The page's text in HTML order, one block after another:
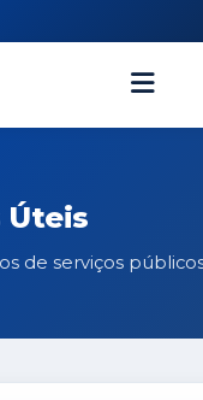
Úteis
de serviços